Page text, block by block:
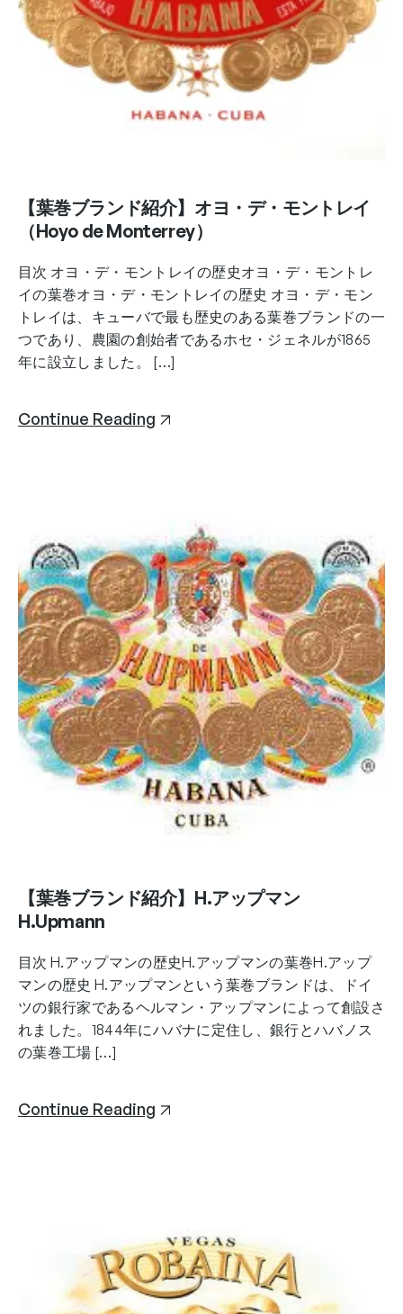
【葉巻ブランド紹介】オヨ・デ・モントレイ
（Hoyo de Monterrey）
目次 オヨ・デ・モントレイの歴史オヨ・デ・モントレ
イの葉巻オヨ・デ・モントレイの歴史 オヨ・デ・モン
トレイは、キューバで最も歴史のある葉巻ブランドの一
つであり、農園の創始者であるホセ・ジェネルが1865
年に設立しました。 […]
Continue Reading
【葉巻ブランド紹介】H.アップマン
H.Upmann
目次 H.アップマンの歴史H.アップマンの葉巻H.アップ
マンの歴史 H.アップマンという葉巻ブランドは、ドイ
ツの銀行家であるヘルマン・アップマンによって創設さ
れました。1844年にハバナに定住し、銀行とハバノス
の葉巻工場 […]
Continue Reading